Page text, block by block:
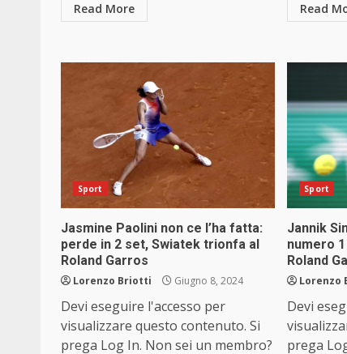
Read More Read
Sport
Jasmine Paolini non ce l’ha fatta:
perde in 2 set, Swiatek trionfa al
Roland Garros
Lorenzo Briotti Giugno 8, 2024
Devi eseguire l'accesso per
visualizzare questo contenuto. Si
prega Log In. Non sei un membro?
Sport
Jannik
numero
Roland
Lorenzo
Devi
prega